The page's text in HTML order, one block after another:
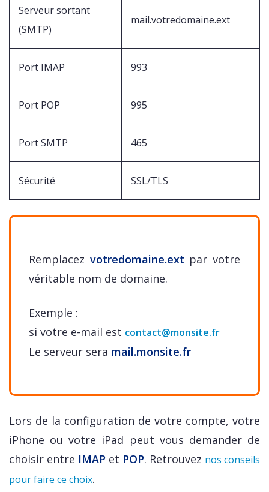
Serveur sortant
(SMTP)
mail.votredomaine.ext
Port IMAP 993
Port POP 995
Port SMTP 465
Sécurité SSL/TLS
Remplacez votredomaine.ext par votre
véritable nom de domaine.
Exemple :
si votre e-mail est contact@monsite.fr
Le serveur sera mail.monsite.fr
Lors de la configuration de votre compte, votre
iPhone ou votre iPad peut vous demander de
choisir entre IMAP et POP. Retrouvez nos conseils
pour faire ce choix.